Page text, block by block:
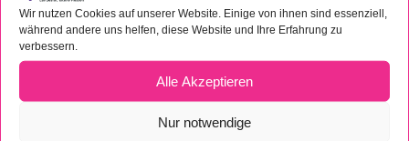
Wir nutzen Cookies auf unserer Website. Einige von ihnen sind essenziell,
während andere uns helfen, diese Website und Ihre Erfahrung zu
verbessern.
Alle Akzeptieren
Nur notwendige
Einen informativen Beitrag zu LSBTIQ*-gerechter Sprache
und geschlechtlicher und sexueller Vielfalt brachte der
Coach Balian Buschbaum ein.
Anschließend stellten Heike Letmathe und Matthias Roth die